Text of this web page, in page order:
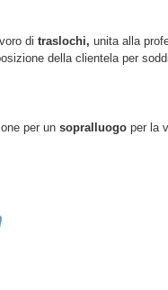
di traslochi, unita alla
della clientela per
per un sopralluogo per la